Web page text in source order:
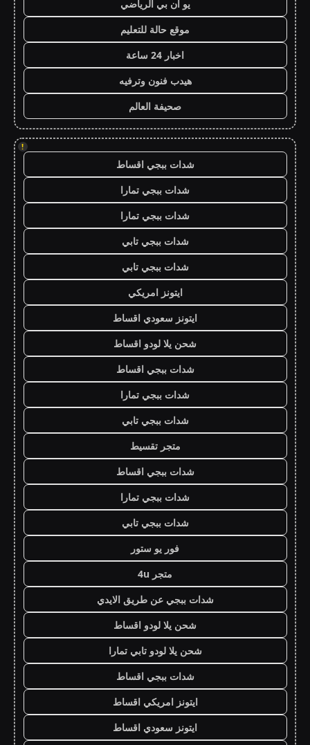
يو ان بي الرياضي
موقع حالة للتعليم
اخبار 24 ساعة
هيدب فنون وترفيه
صحيفة العالم
!
شدات ببجي اقساط
شدات ببجي تمارا
شدات ببجي تمارا
شدات ببجي تابي
شدات ببجي تابي
ايتونز امريكي
ايتونز سعودي اقساط
شحن يلا لودو اقساط
شدات ببجي اقساط
شدات ببجي تمارا
شدات ببجي تابي
متجر تقسيط
شدات ببجي اقساط
شدات ببجي تمارا
شدات ببجي تابي
فور يو ستور
متجر 4u
شدات ببجي عن طريق الايدي
شحن يلا لودو اقساط
شحن يلا لودو تابي تمارا
شدات ببجي اقساط
ايتونز امريكي اقساط
ايتونز سعودي اقساط